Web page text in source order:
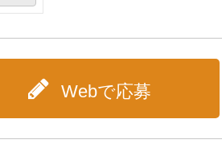
Webで応募